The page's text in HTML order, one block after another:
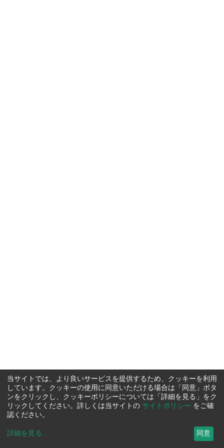
当サイトでは、より良いサービスを提供するため、クッキーを利用
しています。クッキーの使用に同意いただける場合は「同意」ボタ
ンをクリックし、クッキーポリシーについては「詳細を見る」をク
リックしてください。詳しくは当サイトの サイトポリシー をご確
認ください。
詳細を見る ... 同意